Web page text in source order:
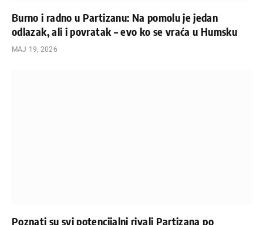
Burno i radno u Partizanu: Na pomolu je jedan
odlazak, ali i povratak – evo ko se vraća u Humsku
МАЈ 19, 2026
Poznati su svi potencijalni rivali Partizana po